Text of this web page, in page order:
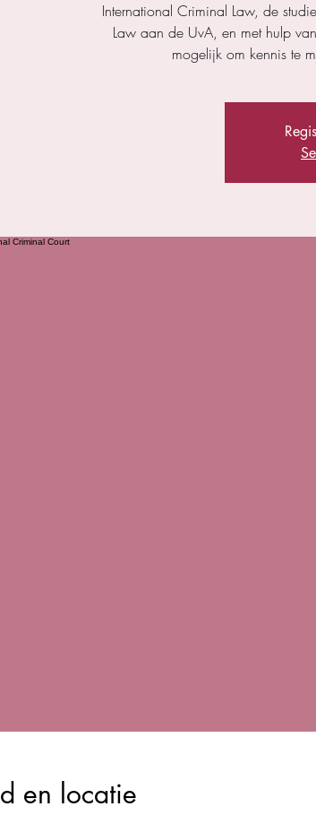
International Criminal Law, de
Law aan de UvA, en met hulp
mogelijk om kennis te
en locatie